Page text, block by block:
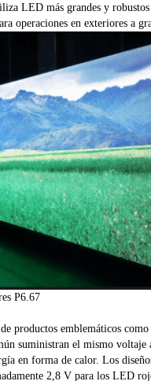
LED más grandes y
operaciones en exteriores a
P6.67
productos emblemáticos
suministran el mismo
en forma de calor. Los
2,8 V para los LED